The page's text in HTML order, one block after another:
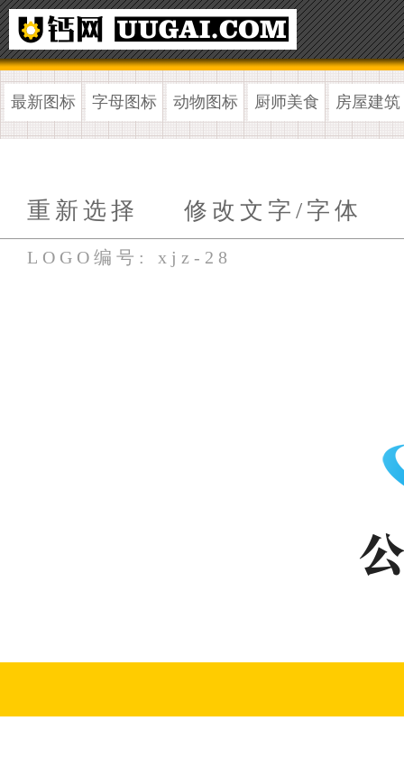
最新图标 字母图标 动物图标 厨师美食 房屋建筑
重新选择 修改文字/字体
LOGO编号: xjz-28